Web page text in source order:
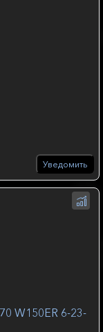
Уведомить
W150ER 6-23-